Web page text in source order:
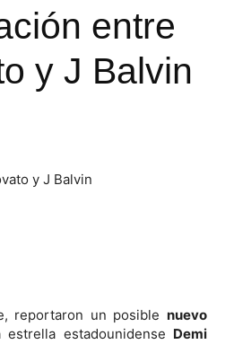
entre
y J Balvin
reportaron un posible nuevo
estrella estadounidense Demi